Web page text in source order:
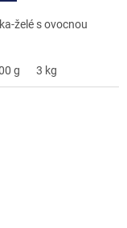
želé s ovocnou
g 3 kg